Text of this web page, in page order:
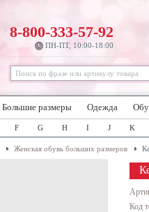
8-800-333-57-92
ПН-ПТ, 10:00-18:00
Большие размеры Одежда
F G H I J K
Женская обувь больших размеров
Код